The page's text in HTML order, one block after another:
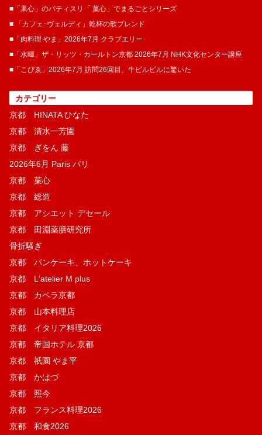
■「果心」のパティスリ「 菓​心」でまるごとシリーズ
■ 「カフェ･ヴェルディ」乾杯の歌ブレンド
■「肉料理 やま」2026年7月 クラブエリー
■「水暉」ザ・リッツ・カールトン京都 2026年7月 NHK文化センター講座
■「こぴゑ」2026年7月 訪問26回目、牛ピルピルに驚いた
カテゴリー
京都 HINATA ひなた
京都 清水一芳園
京都 ぎをん 藤
2026年6月 Paris パリ
京都 菓​心
京都 総造
京都 アシエット デセール
京都 田淵薬膳研究所
骨折騒ぎ
京都 パンケーキ、ホットケーキ
京都 L'atelier M plus
京都 カペラ京都
京都 山本料理店
京都 イタリア料理2026
京都 帝国ホテル 京都
京都 祇園 やま平
京都 かはづ
京都 照今
京都 フランス料理2026
京都 和食2026